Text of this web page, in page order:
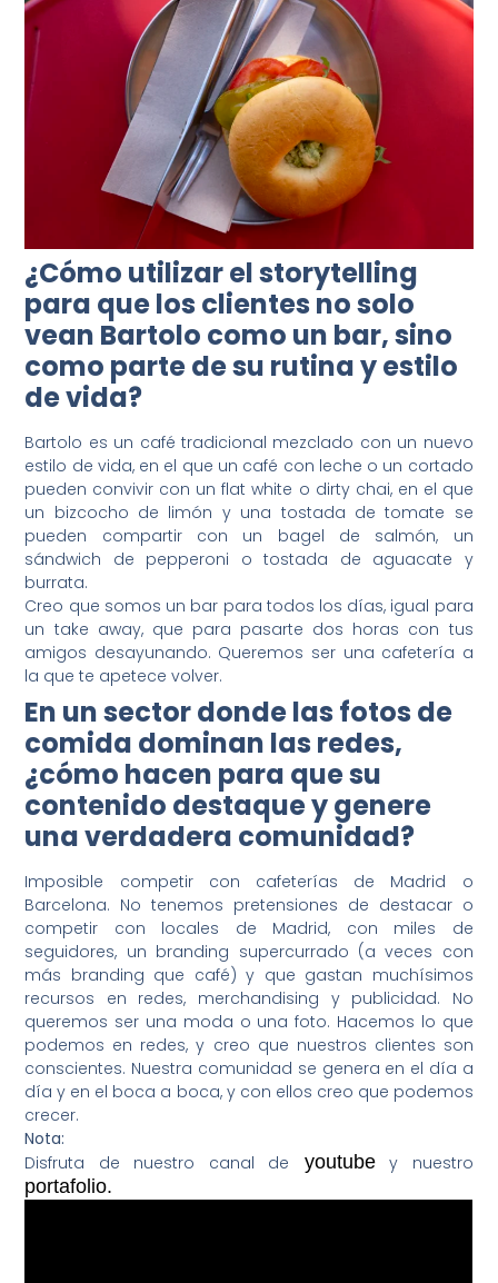
¿Cómo utilizar el storytelling
para que los clientes no solo
vean Bartolo como un bar, sino
como parte de su rutina y estilo
de vida?
Bartolo es un café tradicional mezclado con un nuevo
estilo de vida, en el que un café con leche o un cortado
pueden convivir con un flat white o dirty chai, en el que
un bizcocho de limón y una tostada de tomate se
pueden compartir con un bagel de salmón, un
sándwich de pepperoni o tostada de aguacate y
burrata.
Creo que somos un bar para todos los días, igual para
un take away, que para pasarte dos horas con tus
amigos desayunando. Queremos ser una cafetería a
la que te apetece volver.
En un sector donde las fotos de
comida dominan las redes,
¿cómo hacen para que su
contenido destaque y genere
una verdadera comunidad?
Imposible competir con cafeterías de Madrid o
Barcelona. No tenemos pretensiones de destacar o
competir con locales de Madrid, con miles de
seguidores, un branding supercurrado (a veces con
más branding que café) y que gastan muchísimos
recursos en redes, merchandising y publicidad. No
queremos ser una moda o una foto. Hacemos lo que
podemos en redes, y creo que nuestros clientes son
conscientes. Nuestra comunidad se genera en el día a
día y en el boca a boca, y con ellos creo que podemos
crecer.
Nota:
Disfruta de nuestro canal de youtubey nuestro
portafolio.